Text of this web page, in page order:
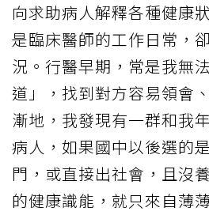
向求助病人解釋各種健康
是臨床醫師的工作日常，
況。行醫早期，常是我無
道」，找到對方容易領會
漸地，我發現有一群和我
病人，如果國中以後選的
門，或直接出社會，且沒
的健康識能，就只來自薄